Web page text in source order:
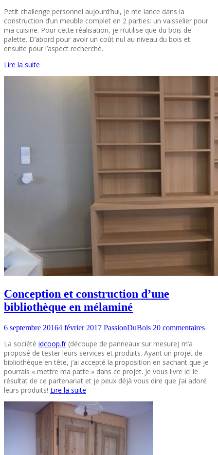
Petit challenge personnel aujourd’hui, je me lance dans la
construction d’un meuble complet en 2 parties: un vaisselier pour
ma cuisine. Pour cette réalisation, je n’utilise que du bois de
palette. D’abord pour avoir un coût nul au niveau du bois et
ensuite pour l’aspect recherché.
Lire la suite
Conception et construction d’une
bibliothèque en mélaminé
6 septembre 20164 février 2017 PassionDuBois 20 commentaires
La société idcoop.fr(découpe de panneaux sur mesure) m’a
proposé de tester leurs services et produits. Ayant un projet de
bibliothèque en tête, j’ai accepté la proposition en sachant que je
pourrais « mettre ma patte » dans ce projet. Je vous livre ici le
résultat de ce partenariat et je peux déjà vous dire que j’ai adoré
leurs produits! Lire la suite